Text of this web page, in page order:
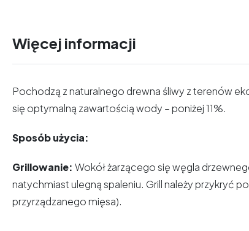
Więcej informacji
Pochodzą z naturalnego drewna śliwy z terenów
się optymalną zawartością wody – poniżej 11%.
Sposób użycia:
Grillowanie: Wokół żarzącego się węgla
natychmiast ulegną spaleniu. Grill należy przykryć
przyrządzanego mięsa).